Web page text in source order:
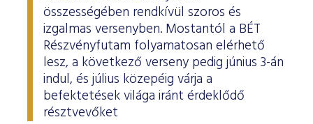
összességében rendkívül szoros és
izgalmas versenyben. Mostantól a BÉT
Részvényfutam folyamatosan elérhető
lesz, a következő verseny pedig június 3-án
indul, és július közepéig várja a
befektetések világa iránt érdeklődő
résztvevőket